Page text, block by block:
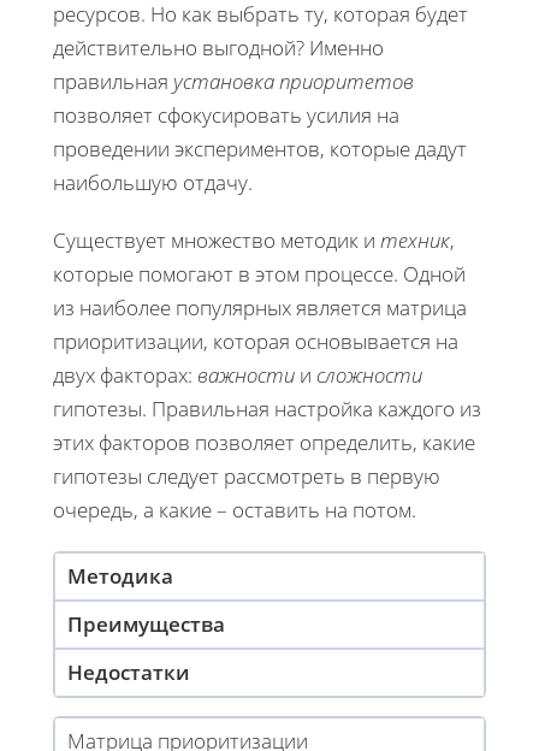
ресурсов. Но как выбрать ту, которая будет
действительно выгодной? Именно
правильная установка приоритетов
позволяет сфокусировать усилия на
проведении экспериментов, которые дадут
наибольшую отдачу.
Существует множество методик и техник,
которые помогают в этом процессе. Одной
из наиболее популярных является матрица
приоритизации, которая основывается на
двух факторах: важности и сложности
гипотезы. Правильная настройка каждого из
этих факторов позволяет определить, какие
гипотезы следует рассмотреть в первую
очередь, а какие – оставить на потом.
Методика
Преимущества
Недостатки
Матрица приоритизации